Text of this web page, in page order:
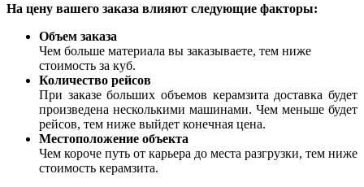
На цену вашего заказа влияют следующие факторы:
Объем заказа
Чем больше материала вы заказываете, тем ниже
стоимость за куб.
Количество рейсов
При заказе больших объемов керамзита доставка будет
произведена несколькими машинами. Чем меньше будет
рейсов, тем ниже выйдет конечная цена.
Местоположение объекта
Чем короче путь от карьера до места разгрузки, тем ниже
стоимость керамзита.